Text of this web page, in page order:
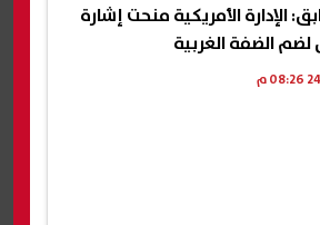
الإدارة الأمريكية منحت إشارة
لضم الضفة الغربية